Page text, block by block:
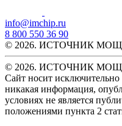
info@imchip.ru
8 800 550 36 90
© 2026. ИСТОЧНИК
© 2026. ИСТОЧНИК
Сайт носит
никакая информация,
условиях не является
положениями пункта 2